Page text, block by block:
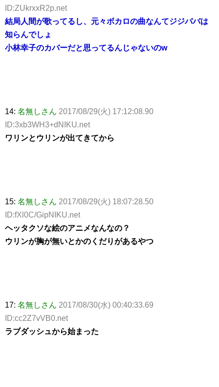
ID:ZUkrxxR2p.net
結局人間が歌ってるし、元々ボカロの曲なんてジジババは
知らんでしょ
小林幸子のカバーだと思ってるんじゃないのw
14: 名無しさん 2017/08/29(火) 17:12:08.90
ID:3xb3WH3+dNIKU.net
ワリンとウリンが出てきてから
15: 名無しさん 2017/08/29(火) 18:07:28.50
ID:fXl0C/GipNIKU.net
ヘッタクソな絵のアニメなんなの？
ウリンが胸が無いとかのくだりがあるやつ
17: 名無しさん 2017/08/30(水) 00:40:33.69
ID:cc2Z7vVB0.net
ラブダッシュから始まった